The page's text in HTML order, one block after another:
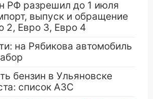
РФ разрешил до 1 июля
выпуск и обращение
2, Евро 3, Евро 4
на Рябикова автомобиль
бензин в Ульяновске
список АЗС